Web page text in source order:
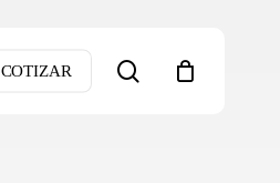
COTIZAR search